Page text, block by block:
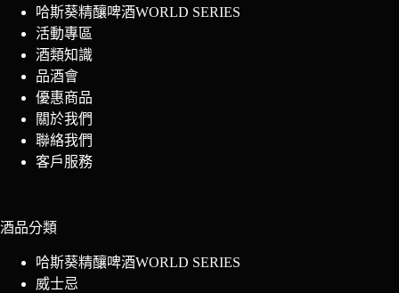
哈斯葵精釀啤酒WORLD SERIES
活動專區
酒類知識
品酒會
優惠商品
關於我們
聯絡我們
客戶服務
酒品分類
哈斯葵精釀啤酒WORLD SERIES
威士忌